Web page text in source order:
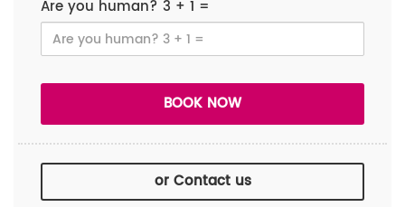
Are you human? 3 + 1 =
or Contact us